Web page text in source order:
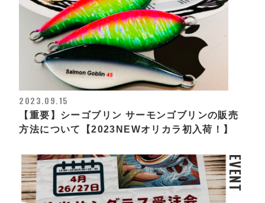
2023.09.15
【重要】シーゴブリン サーモンゴブリンの販売
方法について【2023NEWオリカラ初入荷！】
EVENT